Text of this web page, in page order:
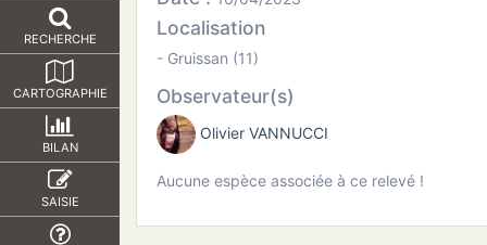
RECHERCHE
CARTOGRAPHIE
BILAN
SAISIE
Localisation
- Gruissan (11)
Observateur(s)
Olivier VANNUCCI
Aucune espèce associée à ce relevé !